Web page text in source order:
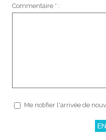
Commentaire * :
Me notifier l'arrivée de